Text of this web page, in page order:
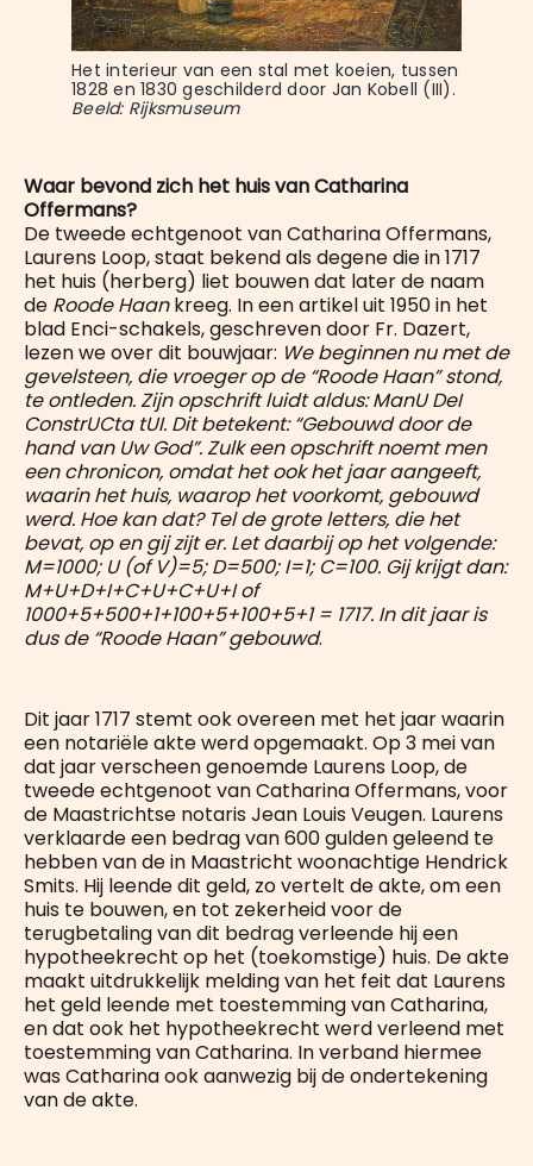
Het interieur van een stal met koeien, tussen
Beeld: Rijksmuseum
Waar bevond zich het huis van Catharina
Offermans?
De tweede echtgenoot van Catharina Offermans,
Laurens Loop, staat bekend als degene die in 1717
het huis (herberg) liet bouwen dat later de naam
de Roode Haankreeg. In een artikel uit 1950 in het
blad Enci-schakels, geschreven door Fr. Dazert,
lezen we over dit bouwjaar: We beginnen nu met de
gevelsteen, die vroeger op de “Roode Haan” stond,
te ontleden. Zijn opschrift luidt aldus: ManU DeI
ConstrUCta tUI. Dit betekent: “Gebouwd door de
hand van Uw God”. Zulk een opschrift noemt men
een chronicon, omdat het ook het jaar aangeeft,
waarin het huis, waarop het voorkomt, gebouwd
werd. Hoe kan dat? Tel de grote letters, die het
bevat, op en gij zijt er. Let daarbij op het volgende:
M=1000; U (of V)=5; D=500; I=1; C=100. Gij krijgt dan:
M+U+D+I+C+U+C+U+I of
1000+5+500+1+100+5+100+5+1 = 1717. In dit jaar is
dus de “Roode Haan” gebouwd.
Dit jaar 1717 stemt ook overeen met het jaar waarin
een notariële akte werd opgemaakt. Op 3 mei van
dat jaar verscheen genoemde Laurens Loop, de
tweede echtgenoot van Catharina Offermans, voor
de Maastrichtse notaris Jean Louis Veugen. Laurens
verklaarde een bedrag van 600 gulden geleend te
hebben van de in Maastricht woonachtige Hendrick
Smits. Hij leende dit geld, zo vertelt de akte, om een
huis te bouwen, en tot zekerheid voor de
terugbetaling van dit bedrag verleende hij een
hypotheekrecht op het (toekomstige) huis. De akte
maakt uitdrukkelijk melding van het feit dat Laurens
het geld leende met toestemming van Catharina,
en dat ook het hypotheekrecht werd verleend met
toestemming van Catharina. In verband hiermee
was Catharina ook aanwezig bij de ondertekening
van de akte.